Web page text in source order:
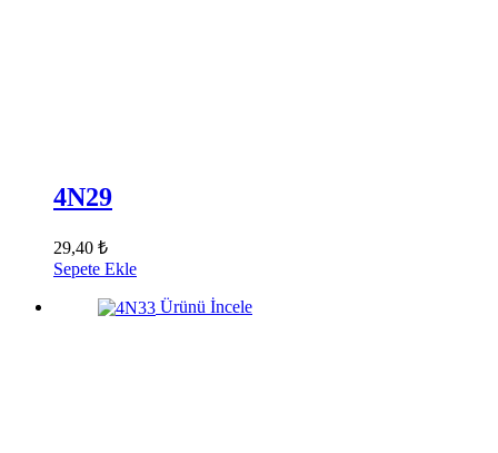
4N29
29,40 ₺
Sepete Ekle
Ürünü İncele